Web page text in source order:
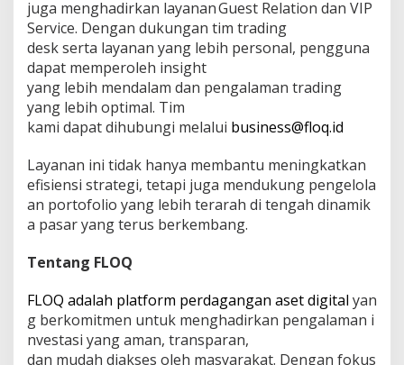
juga menghadirkan layanan Guest Relation dan VIP
Service. Dengan dukungan tim trading
desk serta layanan yang lebih personal, pengguna
dapat memperoleh insight
yang lebih mendalam dan pengalaman trading
yang lebih optimal. Tim
kami dapat dihubungi melalui business@floq.id
Layanan ini tidak hanya membantu meningkatkan
efisiensi strategi, tetapi juga mendukung pengelola
an portofolio yang lebih terarah di tengah dinamik
a pasar yang terus berkembang.
Tentang FLOQ
FLOQ adalah platform perdagangan aset digital yan
g berkomitmen untuk menghadirkan pengalaman i
nvestasi yang aman, transparan,
dan mudah diakses oleh masyarakat. Dengan fokus